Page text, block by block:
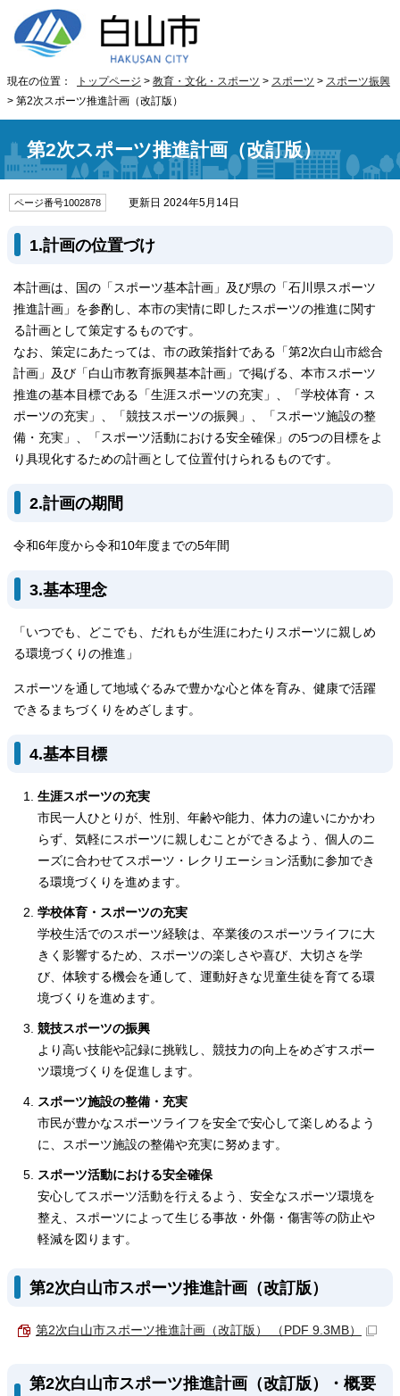
現在の位置： トップページ > 教育・文化・スポーツ > スポーツ > スポーツ振興
> 第2次スポーツ推進計画（改訂版）
第2次スポーツ推進計画（改訂版）
ページ番号1002878 更新日 2024年5月14日
1.計画の位置づけ
本計画は、国の「スポーツ基本計画」及び県の「石川県スポーツ
推進計画」を参酌し、本市の実情に即したスポーツの推進に関す
る計画として策定するものです。
なお、策定にあたっては、市の政策指針である「第2次白山市総合
計画」及び「白山市教育振興基本計画」で掲げる、本市スポーツ
推進の基本目標である「生涯スポーツの充実」、「学校体育・ス
ポーツの充実」、「競技スポーツの振興」、「スポーツ施設の整
備・充実」、「スポーツ活動における安全確保」の5つの目標をよ
り具現化するための計画として位置付けられるものです。
2.計画の期間
令和6年度から令和10年度までの5年間
3.基本理念
「いつでも、どこでも、だれもが生涯にわたりスポーツに親しめ
る環境づくりの推進」
スポーツを通して地域ぐるみで豊かな心と体を育み、健康で活躍
できるまちづくりをめざします。
4.基本目標
生涯スポーツの充実
市民一人ひとりが、性別、年齢や能力、体力の違いにかかわ
らず、気軽にスポーツに親しむことができるよう、個人のニ
ーズに合わせてスポーツ・レクリエーション活動に参加でき
る環境づくりを進めます。
学校体育・スポーツの充実
学校生活でのスポーツ経験は、卒業後のスポーツライフに大
きく影響するため、スポーツの楽しさや喜び、大切さを学
び、体験する機会を通して、運動好きな児童生徒を育てる環
境づくりを進めます。
競技スポーツの振興
より高い技能や記録に挑戦し、競技力の向上をめざすスポー
ツ環境づくりを促進します。
スポーツ施設の整備・充実
市民が豊かなスポーツライフを安全で安心して楽しめるよう
に、スポーツ施設の整備や充実に努めます。
スポーツ活動における安全確保
安心してスポーツ活動を行えるよう、安全なスポーツ環境を
整え、スポーツによって生じる事故・外傷・傷害等の防止や
軽減を図ります。
第2次白山市スポーツ推進計画（改訂版）
第2次白山市スポーツ推進計画（改訂版） （PDF 9.3MB）
第2次白山市スポーツ推進計画（改訂版）・概要